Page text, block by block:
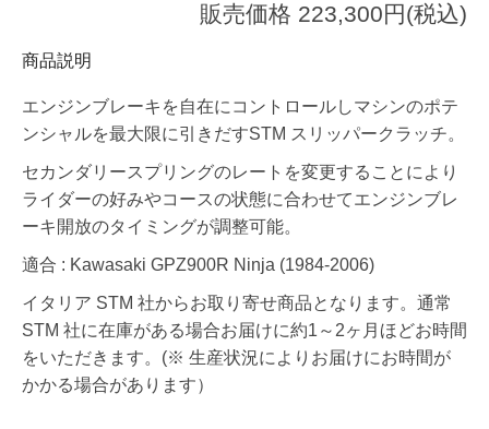
販売価格 223,300円(税込)
商品説明
エンジンブレーキを自在にコントロールしマシンのポテ
ンシャルを最大限に引きだすSTM スリッパークラッチ。
セカンダリースプリングのレートを変更することにより
ライダーの好みやコースの状態に合わせてエンジンブレ
ーキ開放のタイミングが調整可能。
適合 : Kawasaki GPZ900R Ninja (1984-2006)
イタリア STM 社からお取り寄せ商品となります。通常
STM 社に在庫がある場合お届けに約1～2ヶ月ほどお時間
をいただきます。(※ 生産状況によりお届けにお時間が
かかる場合があります）